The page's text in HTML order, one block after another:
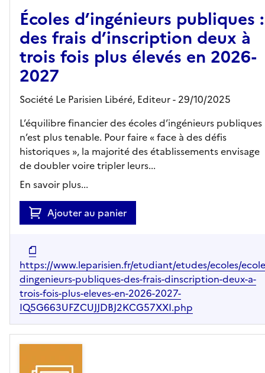
Écoles d’ingénieurs publiques :
des frais d’inscription deux à
trois fois plus élevés en 2026-
2027
Société Le Parisien Libéré, Editeur- 29/10/2025
L’équilibre financier des écoles d’ingénieurs publiques
n’est plus tenable. Pour faire « face à des défis
historiques », la majorité des établissements envisage
de doubler voire tripler leurs...
En savoir plus...
Ajouter au panier
https://www.leparisien.fr/etudiant/etudes/ecoles/
dingenieurs-publiques-des-frais-dinscription-deux-a-
trois-fois-plus-eleves-en-2026-2027-
IQ5G663UFZCUJJDBJ2KCG57XXI.php